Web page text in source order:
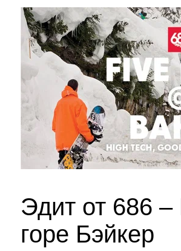
Эдит от 686
горе Бэйкер